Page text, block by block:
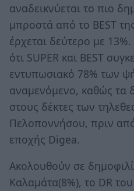
αναδεικνύεται το πιο
μπροστά από το BEST
έρχεται δεύτερο με 13%.
ότι SUPER και BEST
εντυπωσιακό 78% των
αναμενόμενο, καθώς τα
στους δέκτες των
Πελοποννήσου, πριν
εποχής Digea.
Ακολουθούν σε
Καλαμάτα(8%), το DR